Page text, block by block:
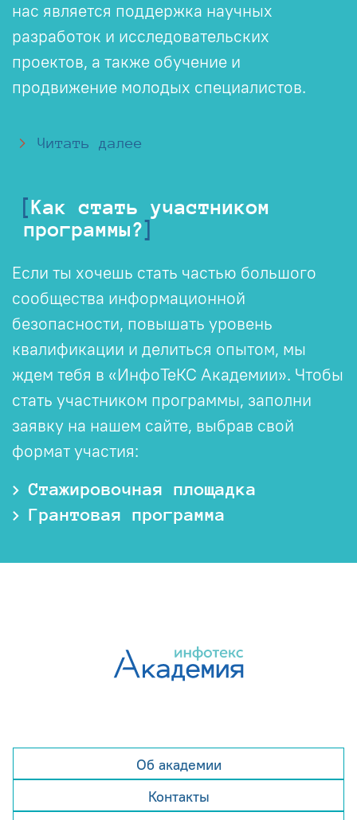
нас является поддержка научных
разработок и исследовательских
проектов, а также обучение и
продвижение молодых специалистов.
Читать далее
Как стать участником
программы?
Если ты хочешь стать частью большого
сообщества информационной
безопасности, повышать уровень
квалификации и делиться опытом, мы
ждем тебя в «ИнфоТеКС Академии». Чтобы
стать участником программы, заполни
заявку на нашем сайте, выбрав свой
формат участия:
Стажировочная площадка
Грантовая программа
Об академии
Контакты